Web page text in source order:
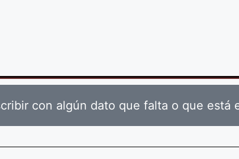
con algún dato que falta o que está